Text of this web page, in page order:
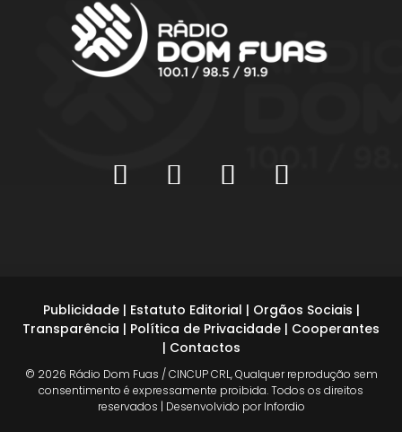
Publicidade| Estatuto Editorial | Orgãos Sociais |
Transparência | Política de Privacidade | Cooperantes
| Contactos
© 2026 Rádio Dom Fuas / CINCUP CRL, Qualquer reprodução sem
consentimento é expressamente proibida. Todos os direitos
reservados | Desenvolvido por Infordio